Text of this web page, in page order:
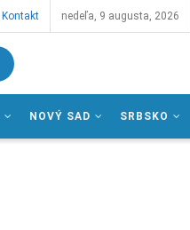
Kontakt nedeľa, 9 augusta, 2026
NOVÝ SAD SRBSKO